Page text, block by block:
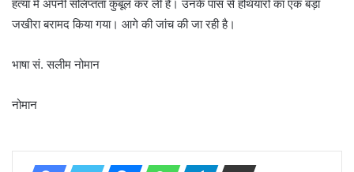
हत्या में अपनी संलिप्तता कुबूल कर ली है। उनके पास से हथियारों का एक बड़ा
जखीरा बरामद किया गया। आगे की जांच की जा रही है।
भाषा सं. सलीम नोमान
नोमान